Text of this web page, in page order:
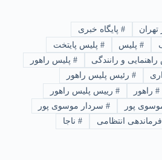
تهران # پایگاه خبری
#پلیس # پلیس پایتخت
و رانندگی # پلیس راهور
# رئیس پلیس راهور
#راهور # رییس پلیس راهور
پور #سردار موسوی پور
فرماندهی انتظامی # ناجا